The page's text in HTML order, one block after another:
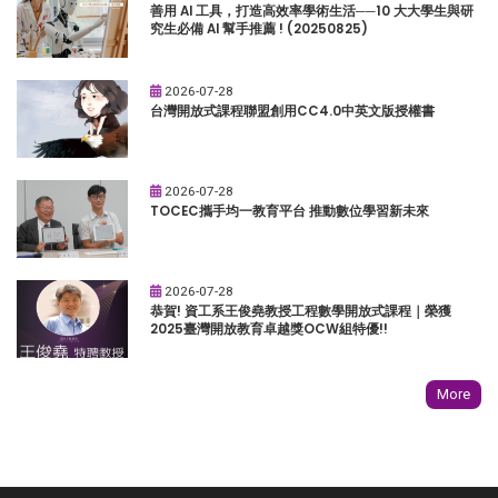
善用 AI 工具，打造高效率學術生活──10 大大學生與研
究生必備 AI 幫手推薦 ! (20250825)
2026-07-28
台灣開放式課程聯盟創用CC4.0中英文版授權書
2026-07-28
TOCEC攜手均一教育平台 推動數位學習新未來
2026-07-28
恭賀! 資工系王俊堯教授工程數學開放式課程｜榮獲
2025臺灣開放教育卓越獎OCW組特優!!
More